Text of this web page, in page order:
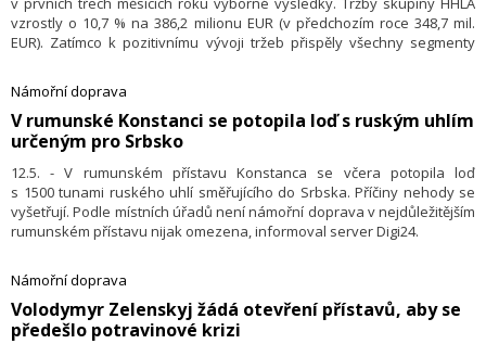
vzrostly o 10,7 % na 386,2 milionu EUR (v předchozím roce 348,7 mil.
EUR). Zatímco k pozitivnímu vývoji tržeb přispěly všechny segmenty
poplatků za skladování v segmentu kontejnerů a další zvýšení podílu
železnice na celkové intermodální přepravě HHLA. Provozní výsledek
skupiny (EBIT) se zvýšil o 15,9 % na 53,7 milionu EUR (v předchozím roce
46,3 mil. EUR). Marže EBIT tak dosáhla 13,9 % (v předchozím roce
rok: 21,3 mil. EUR).
Námořní doprava
V rumunské Konstanci se potopila loď s ruským uhlím
určeným pro Srbsko
12.5. - V rumunském přístavu Konstanca se včera potopila loď
s 1500 tunami ruského uhlí směřujícího do Srbska. Příčiny nehody se
vyšetřují. Podle místních úřadů není námořní doprava v nejdůležitějším
rumunském přístavu nijak omezena, informoval server Digi24.
Námořní doprava
Volodymyr Zelenskyj žádá otevření přístavů, aby se
předešlo potravinové krizi